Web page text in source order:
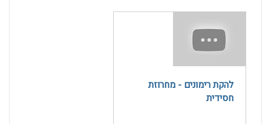
להקת רימונים - מחרוזת
חסידית